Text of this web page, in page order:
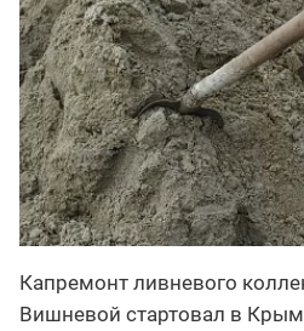
Капремонт ливневого
Вишневой стартовал в